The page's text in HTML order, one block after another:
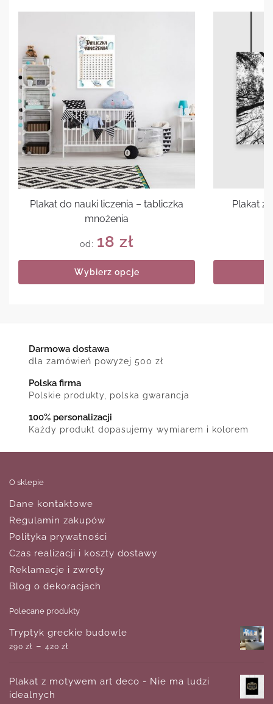
Plakat do nauki liczenia – tabliczka
mnożenia
od: 18 zł
Wybierz opcje
Plakat z
Darmowa dostawa
dla zamówień powyżej 500 zł
Polska firma
Polskie produkty, polska gwarancja
100% personalizacji
Każdy produkt dopasujemy wymiarem i kolorem
O sklepie
Dane kontaktowe
Regulamin zakupów
Polityka prywatności
Czas realizacji i koszty dostawy
Reklamacje i zwroty
Blog o dekoracjach
Polecane produkty
Tryptyk greckie budowle
290 zł – 420 zł
Plakat z motywem art deco - Nie ma ludzi
idealnych